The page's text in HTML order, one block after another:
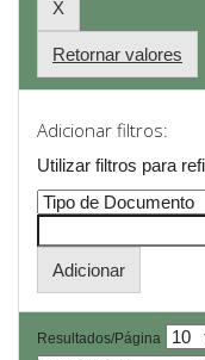
Retornar valores
Adicionar filtros:
Utilizar filtros para
Resultados/Página